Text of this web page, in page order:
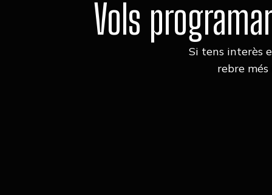
Vols
Si tens interès
rebre